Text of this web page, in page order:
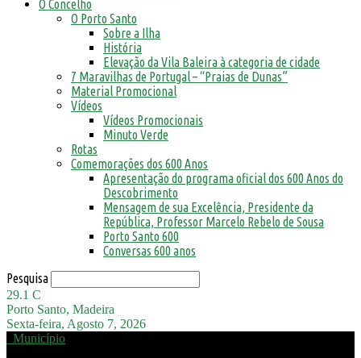
O Concelho
O Porto Santo
Sobre a Ilha
História
Elevação da Vila Baleira à categoria de cidade
7 Maravilhas de Portugal – “Praias de Dunas”
Material Promocional
Vídeos
Vídeos Promocionais
Minuto Verde
Rotas
Comemorações dos 600 Anos
Apresentação do programa oficial dos 600 Anos do
Descobrimento
Mensagem de sua Excelência, Presidente da
República, Professor Marcelo Rebelo de Sousa
Porto Santo 600
Conversas 600 anos
Pesquisa
29.1 C
Porto Santo, Madeira
Sexta-feira, Agosto 7, 2026
Município